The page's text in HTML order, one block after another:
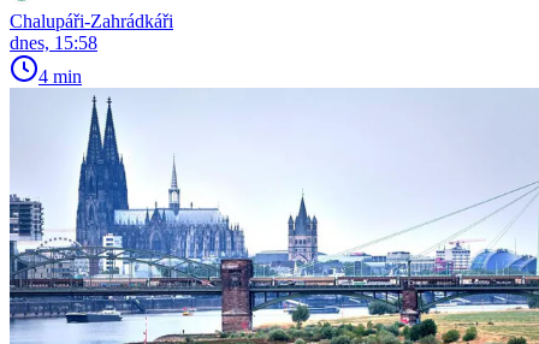
Chalupáři-Zahrádkáři
dnes, 15:58
4 min